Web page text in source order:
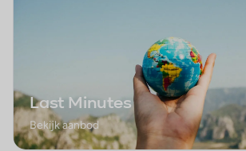
Last Minutes
Bekijk aanbod